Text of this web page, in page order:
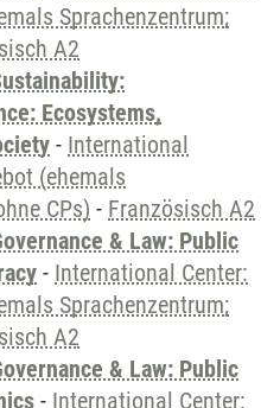
Sprachenzentrum;
A2
Ecosystems,
- International
(ehemals
CPs) - Französisch A2
& Law: Public
- International Center:
Sprachenzentrum;
A2
& Law: Public
- International Center: